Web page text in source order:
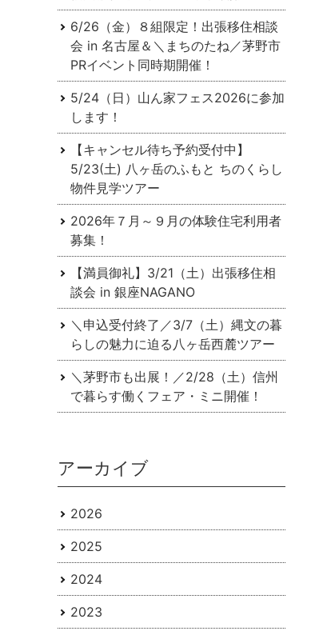
6/26（金）８組限定！出張移住相談
会 in 名古屋＆＼まちのたね／茅野市
PRイベント同時期開催！
5/24（日）山ん家フェス2026に参加
します！
【キャンセル待ち予約受付中】
5/23(土) 八ヶ岳のふもと ちのくらし
物件見学ツアー
2026年７月～９月の体験住宅利用者
募集！
【満員御礼】3/21（土）出張移住相
談会 in 銀座NAGANO
＼申込受付終了／3/7（土）縄文の暮
らしの魅力に迫る八ヶ岳西麓ツアー
＼茅野市も出展！／2/28（土）信州
で暮らす働くフェア・ミニ開催！
アーカイブ
2026
2025
2024
2023